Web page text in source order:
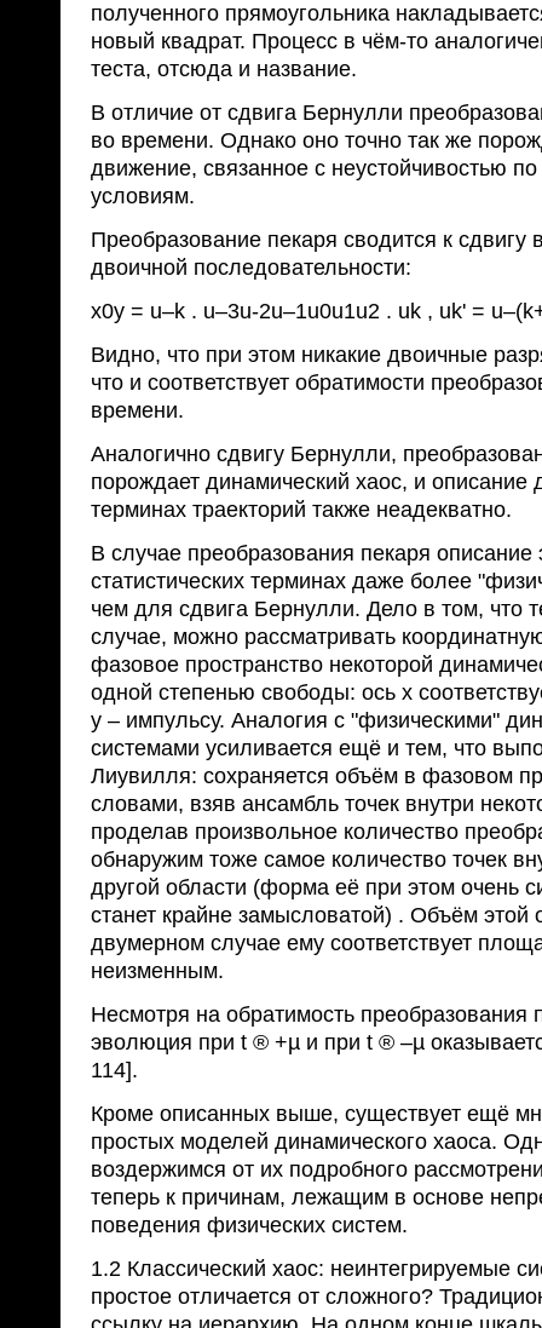
полученного прямоугольника
новый квадрат. Процесс в чём-то
теста, отсюда и название.
В отличие от сдвига Бернулли
во времени. Однако оно точно так же
движение, связанное с неустойчивостью
условиям.
Преобразование пекаря сводится к сдвигу
двоичной последовательности:
x0y = u–k . u–3u-2u–1u0u1u2 . uk , uk' =
Видно, что при этом никакие двоичные
что и соответствует обратимости
времени.
Аналогично сдвигу Бернулли,
порождает динамический хаос, и описание
терминах траекторий также неадекватно.
В случае преобразования пекаря
статистических терминах даже более
чем для сдвига Бернулли. Дело в том, что
случае, можно рассматривать
фазовое пространство некоторой
одной степенью свободы: ось x
y – импульсу. Аналогия с "физическими"
системами усиливается ещё и тем, что
Лиувилля: сохраняется объём в фазовом
словами, взяв ансамбль точек внутри
проделав произвольное количество
обнаружим тоже самое количество точек
другой области (форма её при этом очень
станет крайне замысловатой) . Объём этой
двумерном случае ему соответствует
неизменным.
Несмотря на обратимость преобразования
эволюция при t ® +µ и при t ® –µ
114].
Кроме описанных выше, существует ещё
простых моделей динамического хаоса.
воздержимся от их подробного
теперь к причинам, лежащим в основе
поведения физических систем.
1.2 Классический хаос: неинтегрируемые
простое отличается от сложного?